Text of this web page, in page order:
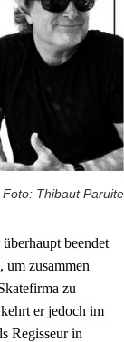
Foto: Thibaut Paruite
beendet
um zusammen
zu
er jedoch im
Regisseur in